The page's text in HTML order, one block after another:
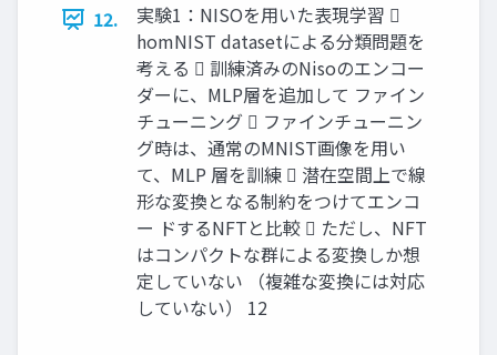
12.
実験1：NISOを用いた表現学習 
homNIST datasetによる分類問題を
考える  訓練済みのNisoのエンコー
ダーに、MLP層を追加して ファイン
チューニング  ファインチューニン
グ時は、通常のMNIST画像を用い
て、MLP 層を訓練  潜在空間上で線
形な変換となる制約をつけてエンコ
ー ドするNFTと比較  ただし、NFT
はコンパクトな群による変換しか想
定していない （複雑な変換には対応
していない） 12